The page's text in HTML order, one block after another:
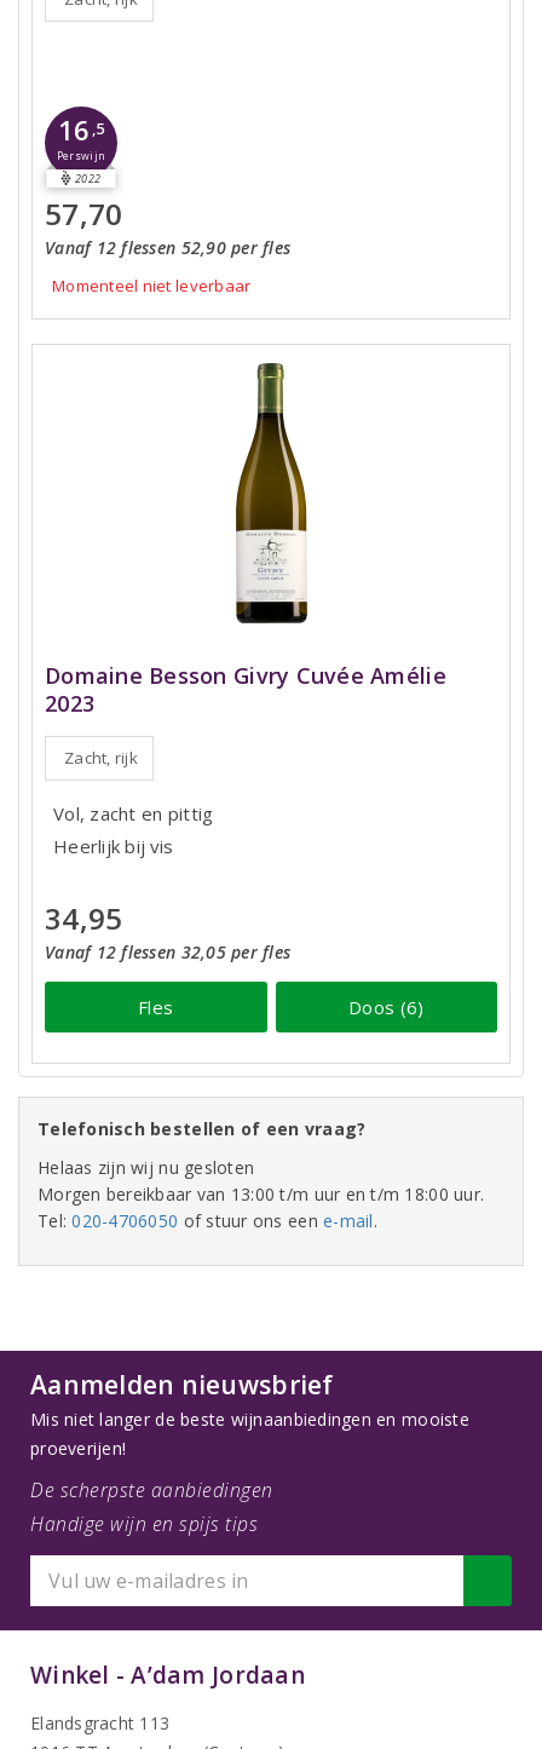
16 ,5
Perswijn
2022
57,70
Vanaf 12 flessen 52,90 per fles
Momenteel niet leverbaar
Domaine Besson Givry Cuvée Amélie
2023
Zacht, rijk
Vol, zacht en pittig
Heerlijk bij vis
34,95
Vanaf 12 flessen 32,05 per fles
Fles Doos (6)
Telefonisch bestellen of een vraag?
Helaas zijn wij nu gesloten
Morgen bereikbaar van 13:00 t/m uur en t/m 18:00 uur.
Tel:020-4706050 of stuur ons eene-mail.
Aanmelden nieuwsbrief
Mis niet langer de beste wijnaanbiedingen en mooiste
proeverijen!
De scherpste aanbiedingen
Handige wijn en spijs tips
Winkel - A’dam Jordaan
Elandsgracht 113